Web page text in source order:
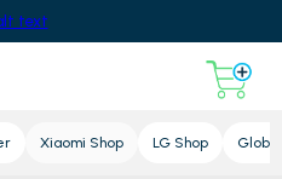
Xiaomi Shop LG Shop Global